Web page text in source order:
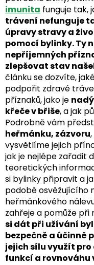
imunita funguje tak,
trávení nefunguje
úpravy stravy a
pomocí bylinky. Ty
nepříjemných
zlepšovat stav
článku se dozvíte,
podpořit zdravé
příznaků, jako je
křeče v břiše, a jak
Podrobně vám
heřmánku, zázvoru
vysvětlíme jejich
jak je nejlépe zařadit
teoretických
si bylinky připravit a
podobě osvěžujícího
heřmánkového
zahřeje a pomůže při
si dát při užívání
bezpečně a účinně
jejich sílu využít
funkcí a rovnováhu